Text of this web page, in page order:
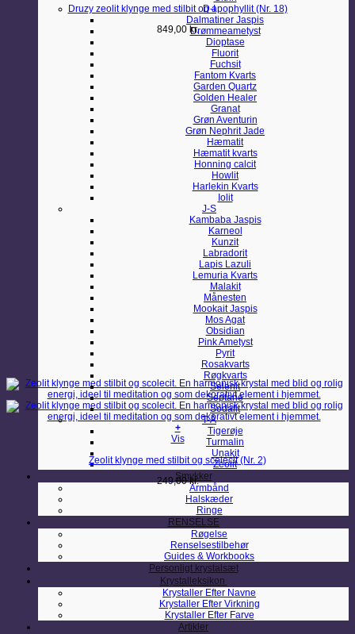
D-I
Dalmatiner Jaspis
Drømmeametyst
Dioptase
Fluorit
Fuchsit
Fantom Kvarts
Garden Quartz
Golden Healer
Granat
Grøn Aventurin
Grøn Nephrit Jade
Hæmatit
Hæmatit kvarts
Honning calcit
Howlit
Harlekin Kvarts
Iolit
J-S
Kambaba Jaspis
Karneol
Kunzit
Labradorit
Lapis Lazuli
Lemuria Kvarts
Malakit
Månesten
Mookait Jaspis
Mos Agat
Obsidian
Pink Ametyst
Pyrit
Rosakvarts
Røgkvarts
Selenit
Septarie
Sodalit
T-Å
Tigerøje
Turmalin
Unakit
Zeolit
Smykker
Armbånd
Halskæder
Ringe
RENSELSE
Røgelse
Renselsestilbehør
Guides & Workbooks
Personligt krystalsæt
Krystalleksikon
Krystaller Efter Navne
Krystaller Efter Virkning
Krystaller Efter Farve
Artikler
Druzy zeolit klynge med stilbit og apophyllit (Nr. 18)
849,00 kr.
+
Vis
Zeolit klynge med stilbit og scolecit (Nr. 2)
249,00kr.